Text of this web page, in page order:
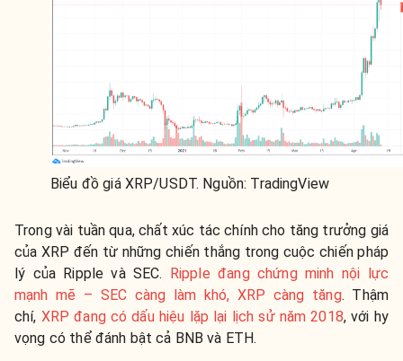
Biểu đồ giá XRP/USDT. Nguồn: TradingView
Trong vài tuần qua, chất xúc tác chính cho tăng trưởng giá
của XRP đến từ những chiến thắng trong cuộc chiến pháp
lý của Ripple và SEC. Ripple đang chứng minh nội lực
mạnh mẽ – SEC càng làm khó, XRP càng tăng. Thậm
chí, XRP đang có dấu hiệu lặp lại lịch sử năm 2018, với hy
vọng có thể đánh bật cả BNB và ETH.